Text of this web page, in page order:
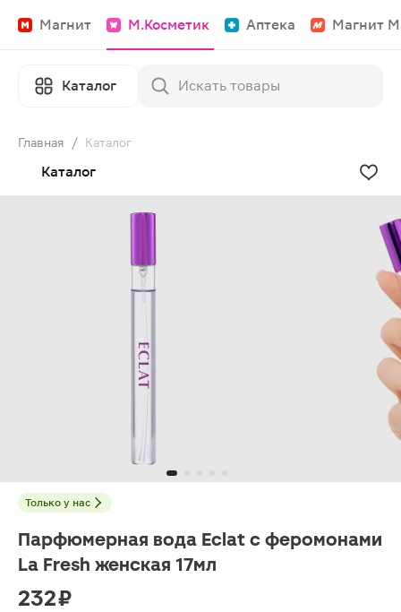
Магнит М.Косметик Аптека Магнит
Каталог
Главная / Каталог
Каталог
Только у нас
Парфюмерная вода Eclat с феромонами
La Fresh женская 17мл
232 ₽